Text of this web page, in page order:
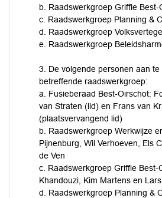
b. Raadswerkgroep Griffie Best-
c. Raadswerkgroep Planning &
d. Raadswerkgroep
e. Raadswerkgroep
3. De volgende personen aan
betreffende raadswerkgroep:
a. Fusieberaad Best-Oirschot:
van Straten (lid) en Frans van
(plaatsvervangend lid)
b. Raadswerkgroep Werkwijze
Pijnenburg, Wil Verhoeven, Els
de Ven
c. Raadswerkgroep Griffie Best-
Khandouzi, Kim Martens en
d. Raadswerkgroep Planning &